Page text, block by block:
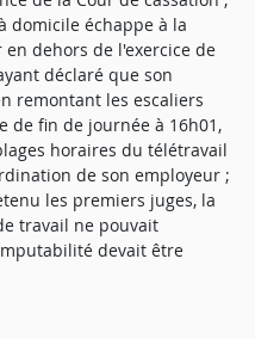
domicile échappe à la
dehors de l'exercice de
déclaré que son
remontant les escaliers
de fin de journée à 16h01,
horaires du télétravail
de son employeur ;
les premiers juges, la
travail ne pouvait
devait être